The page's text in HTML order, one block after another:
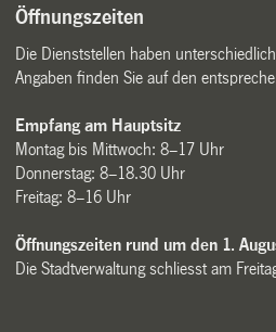
Öffnungszeiten
Die Dienststellen haben
Angaben finden Sie auf den
Empfang am Hauptsitz
Montag bis Mittwoch: 8–17 Uhr
Donnerstag: 8–18.30 Uhr
Freitag: 8–16 Uhr
Öffnungszeiten rund um den 1.
Die Stadtverwaltung schliesst am